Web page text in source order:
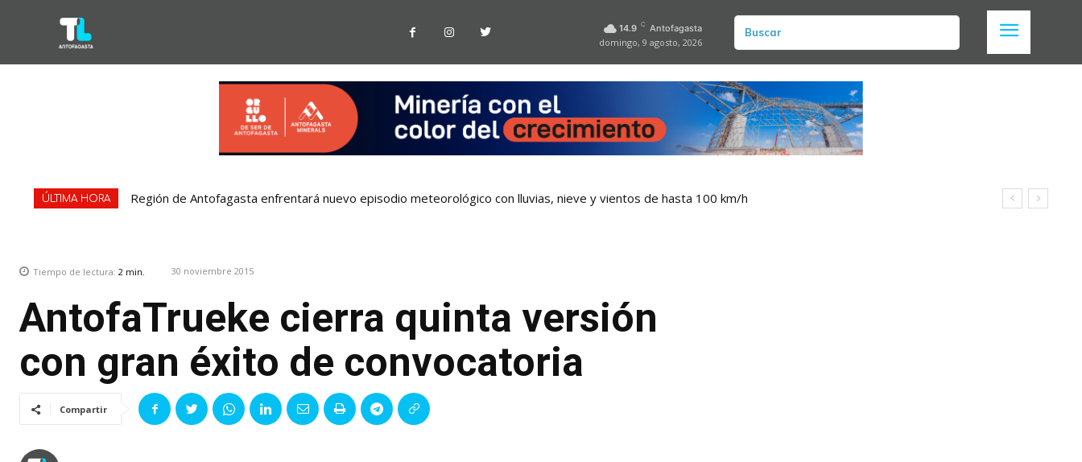
14.9 C Antofagasta
domingo, 9 agosto, 2026
Buscar
ÚLTIMA HORA Región de Antofagasta enfrentará nuevo episodio meteorológico con lluvias, nieve y vientos de hasta 100 km/h
Tiempo de lectura: 2 min. 30 noviembre 2015
AntofaTrueke cierra quinta versión
con gran éxito de convocatoria
Compartir